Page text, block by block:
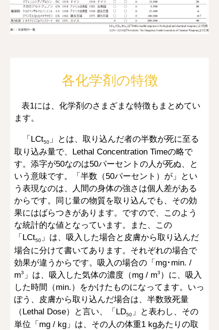
各化学剤の特徴
表1には、化学剤のさまざまな特徴もまとめてい
ます。
「LCt50 」とは、取り込んだ者の半数が死に至る
取り込み量で、Lethal Concentration Timeの略で
す。添字が50なのは50パーセントの人が死ぬ、と
いう意味です。「半数（50パーセント）が」とい
う表現なのは、人間の身体の強さは個人差がある
からです。同じ量の物質を取り込んでも、その効
果にはばらつきがあります。ですので、このよう
な統計的な値となっています。また、この
「LCt50 」は、吸入した場合と皮膚から取り込んだ
場合に分けて書いてあります。それぞれの場合で
効果が違うからです。吸入の場合の「mg･min. /
m3 」は、吸入した気体の濃度（mg / m3 ）に、吸入
した時間（min.）をかけたものになってます。いっ
ぽう、皮膚から取り込んだ場合は、半数致死量
（Lethal Dose）と言い、「LD50 」と表わし、その
単位「mg / kg」は、その人の体重1 kgあたりの取